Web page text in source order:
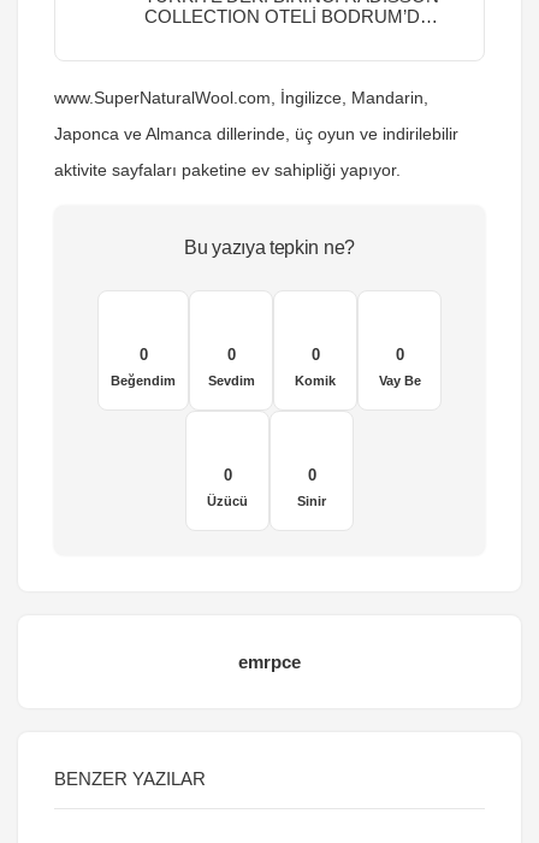
COLLECTION OTELİ BODRUM’DA
www.SuperNaturalWool.com, İngilizce, Mandarin,
Japonca ve Almanca dillerinde, üç oyun ve indirilebilir
aktivite sayfaları paketine ev sahipliği yapıyor.
Bu yazıya tepkin ne?
0
Beğendim
0
Sevdim
0
Komik
0
Vay Be
0
Üzücü
0
Sinir
emrpce
BENZER YAZILAR